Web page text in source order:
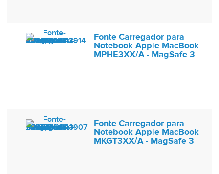
Fonte Carregador para
Notebook Apple MacBook
MPHE3XX/A - MagSafe 3
Fonte Carregador para
Notebook Apple MacBook
MKGT3XX/A - MagSafe 3